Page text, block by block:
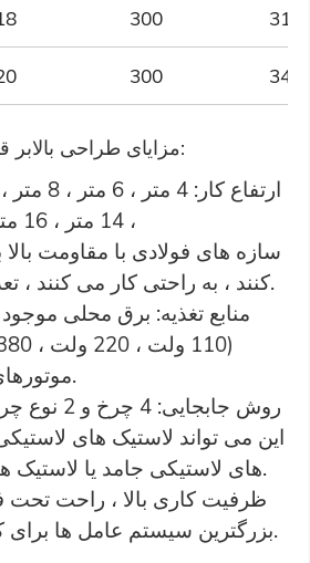
300
300
مزایای طراحی:
، 14 متر ، 16 متر ، 18 متر ، 20 متر
کنند ، به راحتی کار می کنند ، تعداد کمی گسل دارند.
موتورهای دیزلی و ژنراتورها.
این می تواند لاستیک های
های لاستیکی جامد یا لاستیک های پلی اورتان باشد.
بزرگترین سیستم عامل ها برای کار کردن چندین نفر.